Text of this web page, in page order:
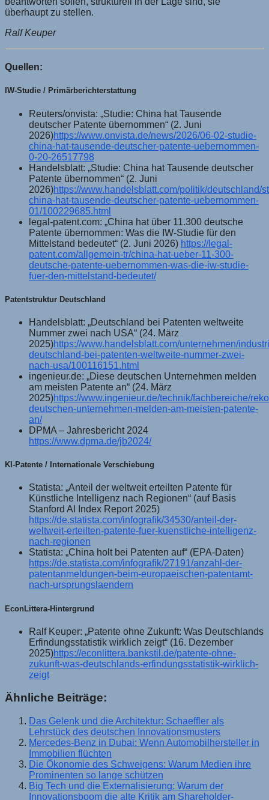
überhaupt zu stellen.
Ralf Keuper
Quellen:
IW-Studie / Primärberichterstattung
Reuters/onvista: „Studie: China hat Tausende
deutscher Patente übernommen“ (2. Juni
2026)https://www.onvista.de/news/2026/06-02-studie-
china-hat-tausende-deutscher-patente-uebernommen-
0-20-26517798
Handelsblatt: „Studie: China hat Tausende deutscher
Patente übernommen“ (2. Juni
2026)https://www.handelsblatt.com/politik/deutschland/
china-hat-tausende-deutscher-patente-uebernommen-
01/100229685.html
legal-patent.com: „China hat über 11.300 deutsche
Patente übernommen: Was die IW-Studie für den
Mittelstand bedeutet“ (2. Juni 2026) https://legal-
patent.com/allgemein-tr/china-hat-ueber-11-300-
deutsche-patente-uebernommen-was-die-iw-studie-
fuer-den-mittelstand-bedeutet/
Patentstruktur Deutschland
Handelsblatt: „Deutschland bei Patenten weltweite
Nummer zwei nach USA“ (24. März
2025)https://www.handelsblatt.com/unternehmen/
deutschland-bei-patenten-weltweite-nummer-zwei-
nach-usa/100116151.html
ingenieur.de: „Diese deutschen Unternehmen melden
am meisten Patente an“ (24. März
2025)https://www.ingenieur.de/technik/fachbereiche/
deutschen-unternehmen-melden-am-meisten-patente-
an/
DPMA – Jahresbericht 2024
https://www.dpma.de/jb2024/
KI-Patente / Internationale Verschiebung
Statista: „Anteil der weltweit erteilten Patente für
Künstliche Intelligenz nach Regionen“ (auf Basis
Stanford AI Index Report 2025)
https://de.statista.com/infografik/34530/anteil-der-
weltweit-erteilten-patente-fuer-kuenstliche-intelligenz-
nach-regionen
Statista: „China holt bei Patenten auf“ (EPA-Daten)
https://de.statista.com/infografik/27191/anzahl-der-
patentanmeldungen-beim-europaeischen-patentamt-
nach-ursprungslaendern
EconLittera-Hintergrund
Ralf Keuper: „Patente ohne Zukunft: Was Deutschlands
Erfindungsstatistik wirklich zeigt“ (16. Dezember
2025)https://econlittera.bankstil.de/patente-ohne-
zukunft-was-deutschlands-erfindungsstatistik-wirklich-
zeigt
Ähnliche Beiträge:
Das Gelenk und die Architektur: Schaeffler als
Lehrstück des deutschen Innovationsmusters
Mercedes-Benz in Dubai: Wenn Automobilhersteller in
Immobilien flüchten
Die Ökonomie des Schweigens: Warum Medien ihre
Prominenten so lange schützen
Big Tech und die Externalisierung: Warum der
Innovationsboom die alte Kritik am Shareholder-